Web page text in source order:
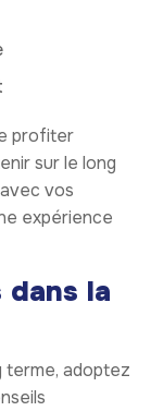
profiter
sur le long
vos
expérience
la
terme, adoptez